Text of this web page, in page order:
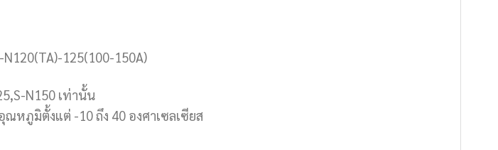
125(100-150A)
N150 เท่านั้น
ณหภูมิตั้งแต่ -10 ถึง 40 องศาเซลเซียส